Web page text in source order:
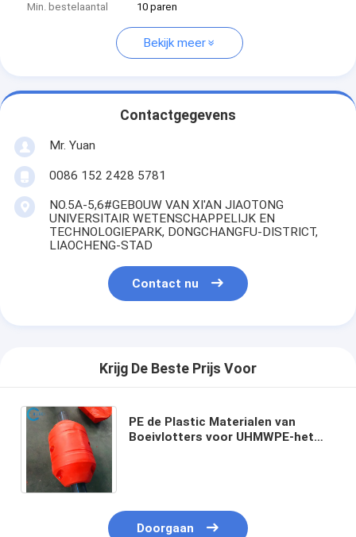
Min. bestelaantal
10 paren
Bekijk meer
Contactgegevens
Mr. Yuan
0086 152 2428 5781
NO.5A-5,6#GEBOUW VAN XI'AN JIAOTONG
UNIVERSITAIR WETENSCHAPPELIJK EN
TECHNOLOGIEPARK, DONGCHANGFU-DISTRICT,
LIAOCHENG-STAD
Contact nu
Krijg De Beste Prijs Voor
PE de Plastic Materialen van
Boeivlotters voor UHMWPE-het
Doorgaan